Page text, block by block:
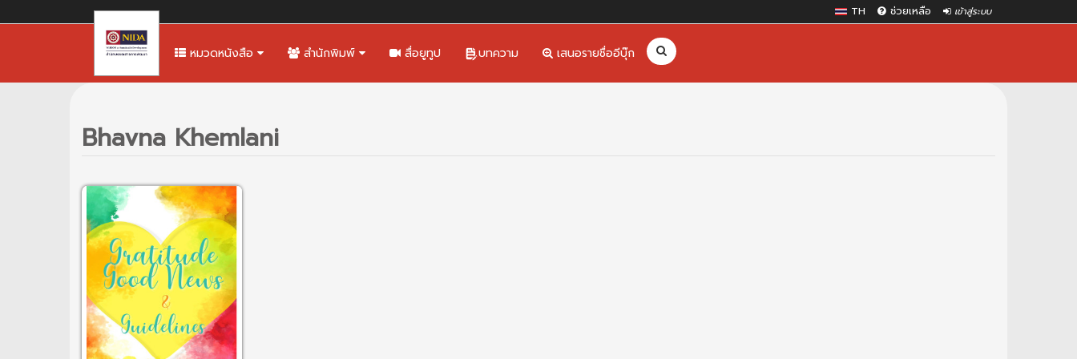
TH ช่วยเหลือ เข้าสู่ระบบ
หมวดหนังสือ สำนักพิมพ์ สื่อยูทูป บทความ เสนอรายชื่ออีบุ๊ก
Bhavna Khemlani